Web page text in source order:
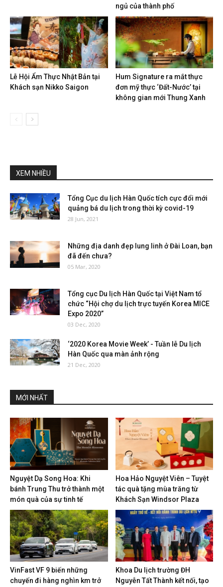
ngủ của thành phố
Lễ Hội Ẩm Thực Nhật Bản tại
Khách sạn Nikko Saigon
Hum Signature ra mắt thực
đơn mỹ thực ‘Đất-Nước’ tại
không gian mới Thung Xanh
XEM NHIỀU
Tổng Cục du lịch Hàn Quốc tích cực đổi mới
quảng bá du lịch trong thời kỳ covid-19
28 Jun, 2021
Những địa danh đẹp lung linh ở Đài Loan, bạn
đã đến chưa?
05 Mar, 2020
Tổng cục Du lịch Hàn Quốc tại Việt Nam tổ
chức “Hội chợ du lịch trực tuyến Korea MICE
Expo 2020”
03 Dec, 2020
‘2020 Korea Movie Week’ - Tuần lễ Du lịch
Hàn Quốc qua màn ảnh rộng
21 Dec, 2020
MỚI NHẤT
Nguyệt Dạ Song Hoa: Khi
bánh Trung Thu trở thành một
món quà của sự tinh tế
Hoa Hảo Nguyệt Viên – Tuyệt
tác quà tặng mùa trăng từ
Khách Sạn Windsor Plaza
VinFast VF 9 biến những
chuyến đi hàng nghìn km trở
Khoa Du lịch trường ĐH
Nguyễn Tất Thành kết nối, tạo